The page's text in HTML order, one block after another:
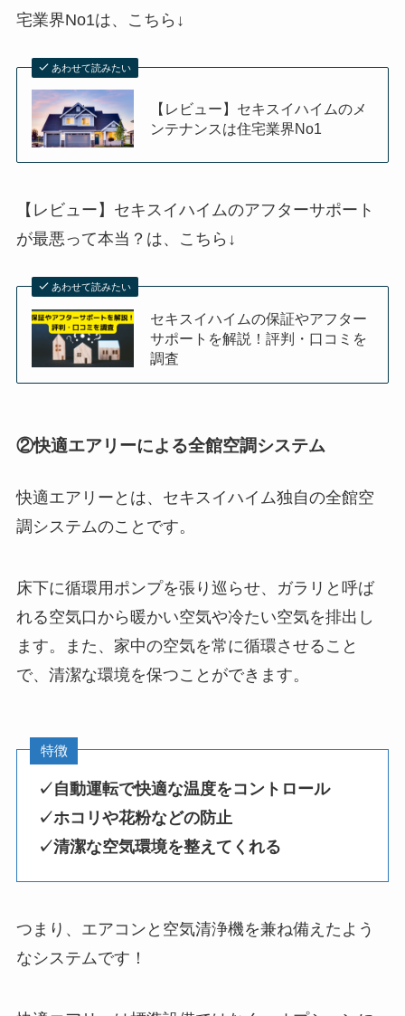
宅業界No1は、
こちら↓
あわせて読みたい
【レビュー】セキスイハイムのメ
ンテナンスは住宅業界No1
【レビュー】セキスイハイムのアフターサポート
が最悪って本当？は、
こちら↓
あわせて読みたい
セキスイハイムの保証やアフター
サポートを解説！評判・口コミを
調査
②快適エアリーによる全館空調システム
快適エアリーとは、 セキスイハイム独自の全館空
調システムのことです。
床下に循環用ポンプを張り巡らせ、ガラリと呼ば
れる空気口から暖かい空気や冷たい空気を排出し
ます。また、家中の空気を常に循環させること
で、清潔な環境を保つことができます。
特徴
✓自動運転で快適な温度をコントロール
✓ホコリや花粉などの防止
✓清潔な空気環境を整えてくれる
つまり、エアコンと空気清浄機を兼ね備えたよう
なシステムです！